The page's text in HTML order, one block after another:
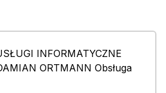
INFORMATYCZNE
ORTMANN Obsługa